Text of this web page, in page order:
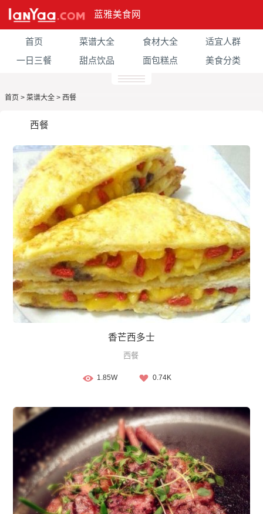
蓝雅美食网
首页 菜谱大全 食材大全
适宜人群
一日三餐
甜点饮品 面包糕点 美食分类
首页 > 菜谱大全 > 西餐
西餐
香芒西多士
西餐
1.85W 0.74K